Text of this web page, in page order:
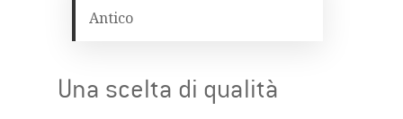
Antico
Una scelta di qualità